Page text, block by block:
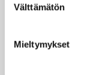
valinta
Välttämätön
Mieltymykset